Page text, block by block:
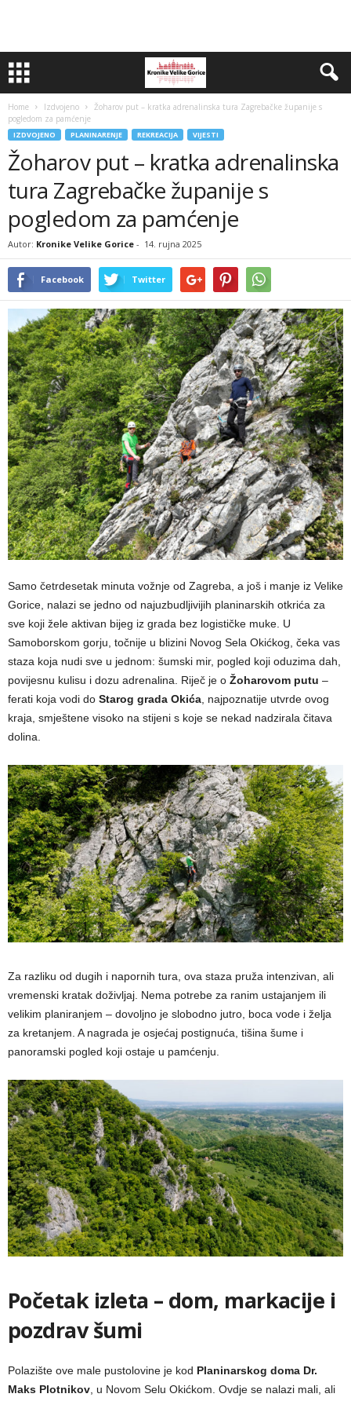
Home Izdvojeno
Žoharov put – kratka adrenalinska tura Zagrebačke županije s
pogledom za pamćenje
IZDVOJENO PLANINARENJE REKREACIJA VIJESTI
Žoharov put – kratka adrenalinska
tura Zagrebačke županije s
pogledom za pamćenje
Autor: Kronike Velike Gorice - 14. rujna 2025
Facebook Twitter
Samo četrdesetak minuta vožnje od Zagreba, a još i manje iz Velike
Gorice, nalazi se jedno od najuzbudljivijih planinarskih otkrića za
sve koji žele aktivan bijeg iz grada bez logističke muke. U
Samoborskom gorju, točnije u blizini Novog Sela Okićkog, čeka vas
staza koja nudi sve u jednom: šumski mir, pogled koji oduzima dah,
povijesnu kulisu i dozu adrenalina. Riječ je o Žoharovom putu –
ferati koja vodi do Starog grada Okića, najpoznatije utvrde ovog
kraja, smještene visoko na stijeni s koje se nekad nadzirala čitava
dolina.
Za razliku od dugih i napornih tura, ova staza pruža intenzivan, ali
vremenski kratak doživljaj. Nema potrebe za ranim ustajanjem ili
velikim planiranjem – dovoljno je slobodno jutro, boca vode i želja
za kretanjem. A nagrada je osjećaj postignuća, tišina šume i
panoramski pogled koji ostaje u pamćenju.
Početak izleta – dom, markacije i
pozdrav šumi
Polazište ove male pustolovine je kod Planinarskog doma Dr.
Maks Plotnikov , u Novom Selu Okićkom. Ovdje se nalazi mali, ali